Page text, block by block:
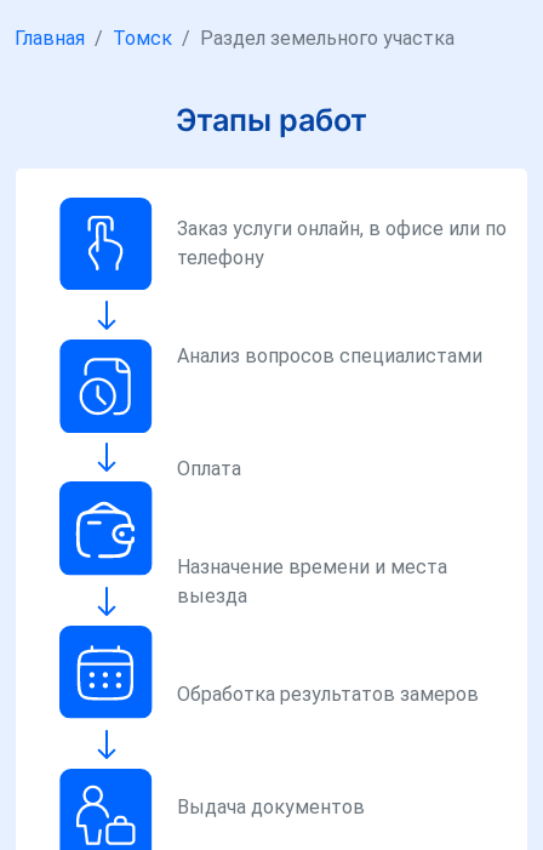
Главная Томск Раздел земельного участка
Этапы работ
Заказ услуги онлайн, в офисе или по
телефону
Анализ вопросов специалистами
Оплата
Назначение времени и места
выезда
Обработка результатов замеров
Выдача документов